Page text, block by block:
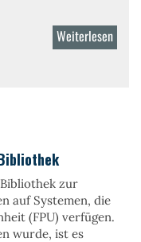
Weiterlesen
C/
Bibliothek zur
auf Systemen, die
(FPU) verfügen.
wurde, ist es